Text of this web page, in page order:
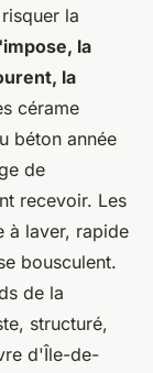
la
la
la
cérame
béton année
de
recevoir. Les
à laver, rapide
bousculent.
de la
structuré,
d'Île-de-